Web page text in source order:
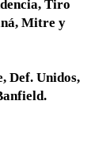
Tiro
Mitre y
Def. Unidos,